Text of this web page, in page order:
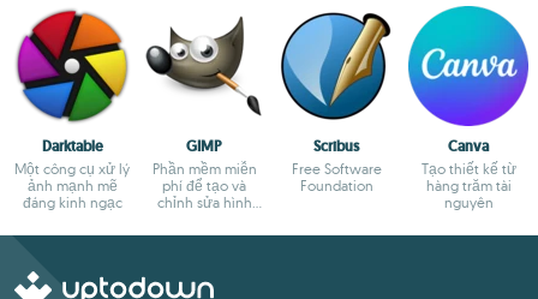
Darktable
Một công cụ xử lý
ảnh mạnh mẽ
đáng kinh ngạc
GIMP
Phần mềm miễn
phí để tạo và
chỉnh sửa hình
Scribus
Free Software
Foundation
Canva
Tạo thiết kế từ
hàng trăm tài
nguyên